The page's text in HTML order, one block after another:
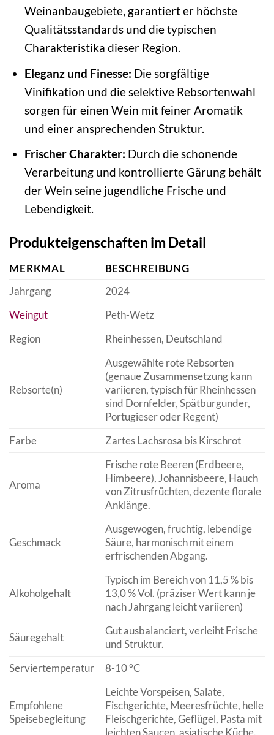
Weinanbaugebiete, garantiert er höchste
Qualitätsstandards und die typischen
Charakteristika dieser Region.
Eleganz und Finesse: Die sorgfältige
Vinifikation und die selektive Rebsortenwahl
sorgen für einen Wein mit feiner Aromatik
und einer ansprechenden Struktur.
Frischer Charakter: Durch die schonende
Verarbeitung und kontrollierte Gärung behält
der Wein seine jugendliche Frische und
Lebendigkeit.
Produkteigenschaften im Detail
MERKMAL
BESCHREIBUNG
Jahrgang
2024
Weingut
Peth-Wetz
Region
Rheinhessen, Deutschland
Rebsorte(n)
Ausgewählte rote Rebsorten
(genaue Zusammensetzung kann
variieren, typisch für Rheinhessen
sind Dornfelder, Spätburgunder,
Portugieser oder Regent)
Farbe
Zartes Lachsrosa bis Kirschrot
Aroma
Frische rote Beeren (Erdbeere,
Himbeere), Johannisbeere, Hauch
von Zitrusfrüchten, dezente florale
Anklänge.
Geschmack
Ausgewogen, fruchtig, lebendige
Säure, harmonisch mit einem
erfrischenden Abgang.
Alkoholgehalt
Typisch im Bereich von 11,5 % bis
13,0 % Vol. (präziser Wert kann je
nach Jahrgang leicht variieren)
Säuregehalt
Gut ausbalanciert, verleiht Frische
und Struktur.
Serviertemperatur
8-10 °C
Empfohlene
Speisebegleitung
Leichte Vorspeisen, Salate,
Fischgerichte, Meeresfrüchte, helle
Fleischgerichte, Geflügel, Pasta mit